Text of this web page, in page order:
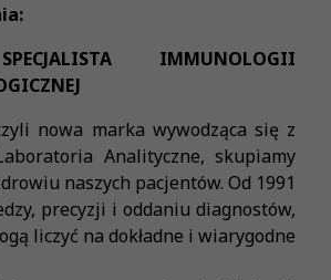
SPECJALISTA IMMUNOLOGII
nowa marka wywodząca się z
Analityczne, skupiamy
naszych pacjentów. Od 1991
precyzji i oddaniu diagnostów,
liczyć na dokładne i wiarygodne